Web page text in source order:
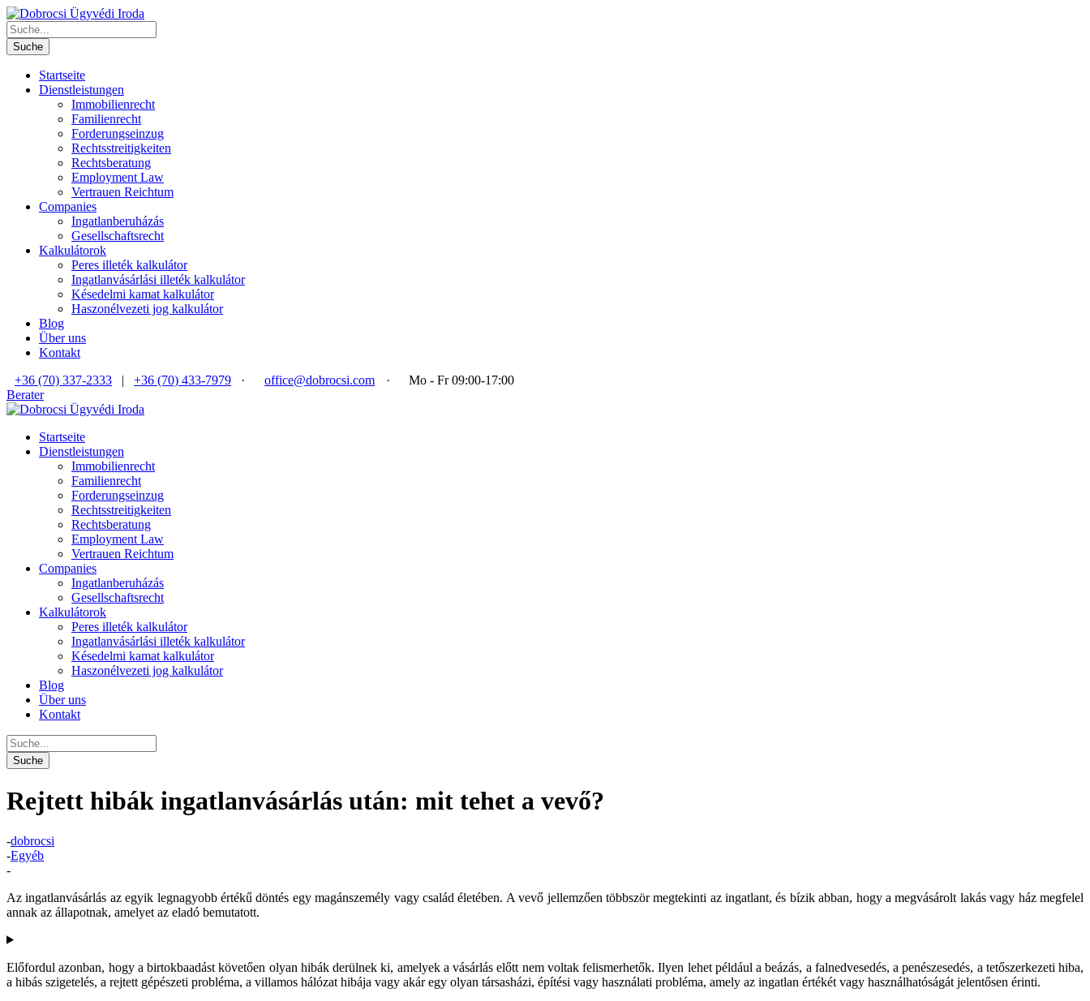
Startseite
Dienstleistungen
Immobilienrecht
Familienrecht
Forderungseinzug
Rechtsstreitigkeiten
Rechtsberatung
Employment Law
Vertrauen Reichtum
Companies
Ingatlanberuházás
Gesellschaftsrecht
Kalkulátorok
Peres illeték kalkulátor
Ingatlanvásárlási illeték kalkulátor
Késedelmi kamat kalkulátor
Haszonélvezeti jog kalkulátor
Blog
Über uns
Kontakt
+36 (70) 337-2333
| +36 (70) 433-7979 · office@dobrocsi.com ·
Mo - Fr 09:00-17:00
Berater
Startseite
Dienstleistungen
Immobilienrecht
Familienrecht
Forderungseinzug
Rechtsstreitigkeiten
Rechtsberatung
Employment Law
Vertrauen Reichtum
Companies
Ingatlanberuházás
Gesellschaftsrecht
Kalkulátorok
Peres illeték kalkulátor
Ingatlanvásárlási illeték kalkulátor
Késedelmi kamat kalkulátor
Haszonélvezeti jog kalkulátor
Blog
Über uns
Kontakt
Rejtett hibák ingatlanvásárlás után: mit tehet a vevő?
-dobrocsi
-Egyéb
-
Az ingatlanvásárlás az egyik legnagyobb értékű döntés egy magánszemély vagy család életében. A vevő jellemzően többször megtekinti az ingatlant, és bízik abban, hogy a megvásárolt lakás vagy ház megfelel
annak az állapotnak, amelyet az eladó bemutatott.
Előfordul azonban, hogy a birtokbaadást követően olyan hibák derülnek ki, amelyek a vásárlás előtt nem voltak felismerhetők. Ilyen lehet például a beázás, a falnedvesedés, a penészesedés, a tetőszerkezeti hiba,
a hibás szigetelés, a rejtett gépészeti probléma, a villamos hálózat hibája vagy akár egy olyan társasházi, építési vagy használati probléma, amely az ingatlan értékét vagy használhatóságát jelentősen érinti.